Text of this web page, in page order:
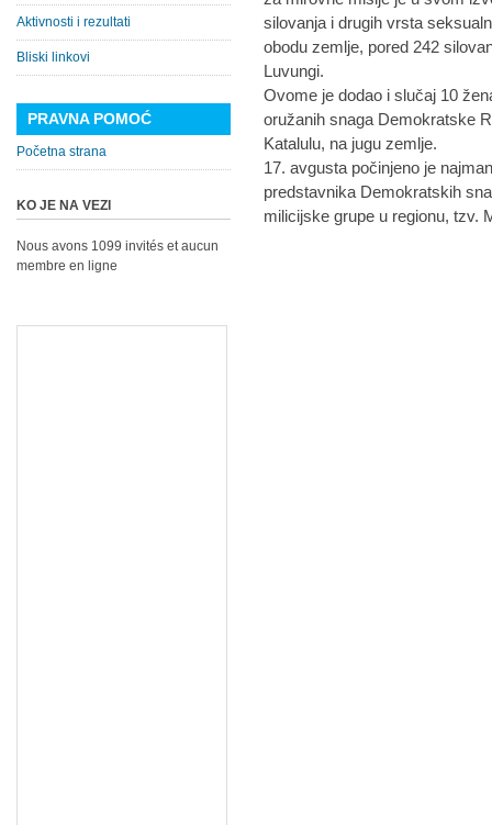
silovanja i drugih vrsta
obodu zemlje, pored 242
Luvungi.
Ovome je dodao i slučaj 10
oružanih snaga Demokratske
Katalulu, na jugu zemlje.
17. avgusta počinjeno je
predstavnika Demokratskih
milicijske grupe u regionu, tzv.
Aktivnosti i rezultati
Bliski linkovi
PRAVNA POMOĆ
Početna strana
KO JE NA VEZI
Nous avons 1099 invités et aucun
membre en ligne